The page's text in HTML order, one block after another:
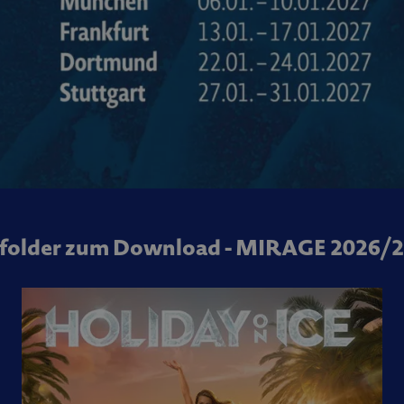
zum Download - MIRAGE 2026/